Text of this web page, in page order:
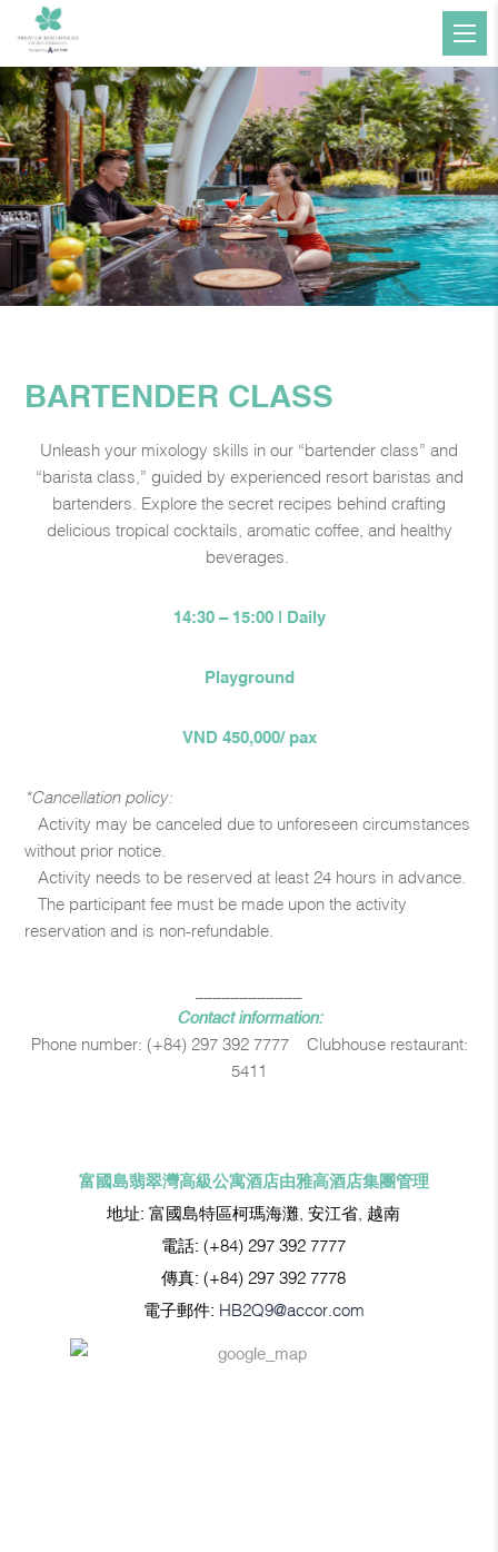
BARTENDER CLASS
Unleash your mixology skills in our “bartender class” and
“barista class,” guided by experienced resort baristas and
bartenders. Explore the secret recipes behind crafting
delicious tropical cocktails, aromatic coffee, and healthy
beverages. ​
14:30 – 15:00 | Daily
Playground
VND 450,000/ pax
*Cancellation policy:
– Activity may be canceled due to unforeseen circumstances
without prior notice.
– Activity needs to be reserved at least 24 hours in advance.
– The participant fee must be made upon the activity
reservation and is non-refundable.
Contact information:
Phone number: (+84) 297 392 7777 – Clubhouse restaurant:
5411
富國島翡翠灣高級公寓酒店由雅高酒店集團管理
地址: 富國島特區柯瑪海灘, 安江省, 越南
電話: (+84) 297 392 7777
傳真: (+84) 297 392 7778
電子郵件: HB2Q9@accor.com